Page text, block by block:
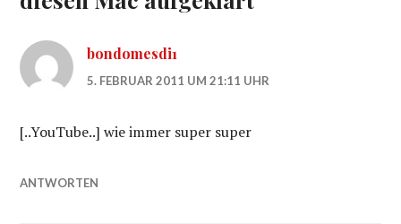
bondomesdi1
5. FEBRUAR 2011 UM 21:11 UHR
[..YouTube..] wie immer super super
ANTWORTEN